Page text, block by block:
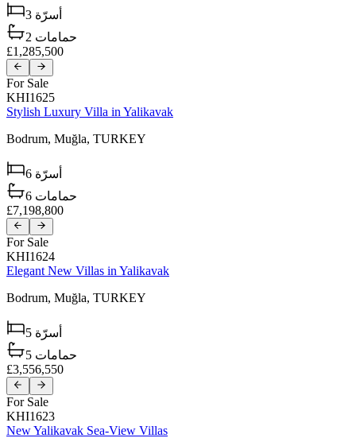
3 أسرّة
2 حمامات
£1,285,500
For Sale
KHI1625
Stylish Luxury Villa in Yalikavak
Bodrum, Muğla, TURKEY
6 أسرّة
6 حمامات
£7,198,800
For Sale
KHI1624
Elegant New Villas in Yalikavak
Bodrum, Muğla, TURKEY
5 أسرّة
5 حمامات
£3,556,550
For Sale
KHI1623
New Yalikavak Sea-View Villas